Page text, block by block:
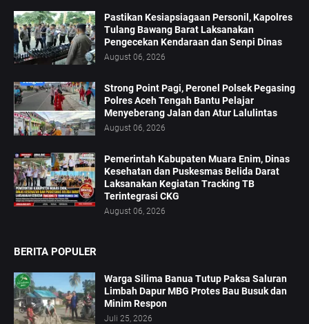
Pastikan Kesiapsiagaan Personil, Kapolres
Tulang Bawang Barat Laksanakan
Pengecekan Kendaraan dan Senpi Dinas
August 06, 2026
Strong Point Pagi, Peronel Polsek Pegasing
Polres Aceh Tengah Bantu Pelajar
Menyeberang Jalan dan Atur Lalulintas
August 06, 2026
‎Pemerintah Kabupaten Muara Enim, Dinas
Kesehatan dan Puskesmas Belida Darat
Laksanakan Kegiatan Tracking TB
Terintegrasi CKG
August 06, 2026
BERITA POPULER
Warga Silima Banua Tutup Paksa Saluran
Limbah Dapur MBG Protes Bau Busuk dan
Minim Respon
Juli 25, 2026